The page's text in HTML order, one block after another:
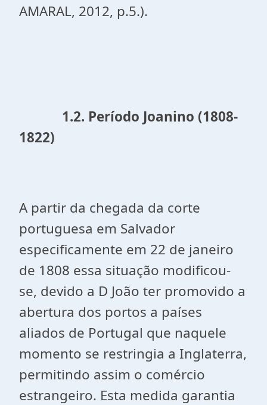
AMARAL, 2012, p.5.).
1.2. Período Joanino (1808-
1822)
A partir da chegada da corte
portuguesa em Salvador
especificamente em 22 de janeiro
de 1808 essa situação modificou-
se, devido a D João ter promovido a
abertura dos portos a países
aliados de Portugal que naquele
momento se restringia a Inglaterra,
permitindo assim o comércio
estrangeiro. Esta medida garantia